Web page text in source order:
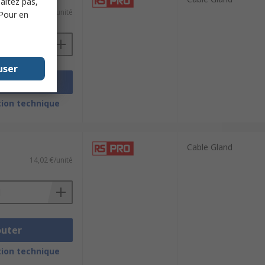
37,08 €/unité
technique
14,02 €/unité
technique
Cable Gland
en